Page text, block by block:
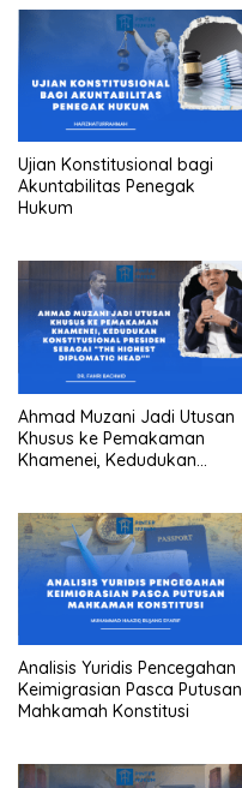
Ujian Konstitusional bagi
Akuntabilitas Penegak
Hukum
Ahmad Muzani Jadi Utusan
Khusus ke Pemakaman
Khamenei, Kedudukan
diplomatic head””
Analisis Yuridis Pencegahan
Keimigrasian Pasca Putusan
Mahkamah Konstitusi